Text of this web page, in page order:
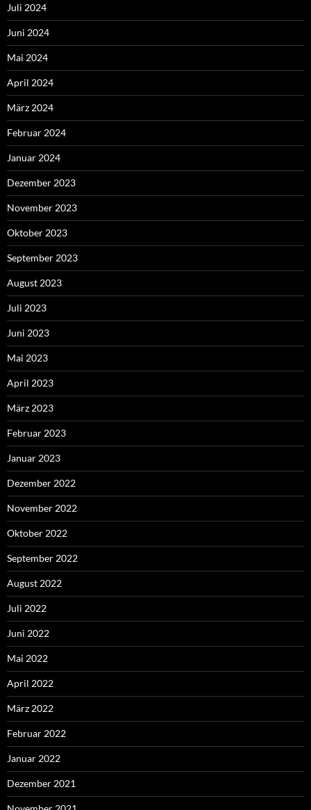
Juli 2024
Juni 2024
Mai 2024
April 2024
März 2024
Februar 2024
Januar 2024
Dezember 2023
November 2023
Oktober 2023
September 2023
August 2023
Juli 2023
Juni 2023
Mai 2023
April 2023
März 2023
Februar 2023
Januar 2023
Dezember 2022
November 2022
Oktober 2022
September 2022
August 2022
Juli 2022
Juni 2022
Mai 2022
April 2022
März 2022
Februar 2022
Januar 2022
Dezember 2021